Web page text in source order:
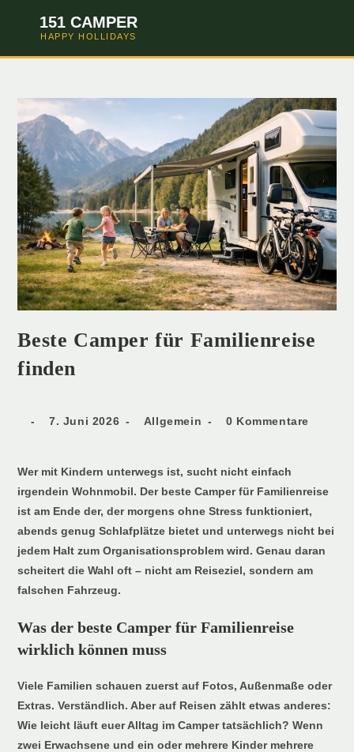
151 CAMPER
HAPPY HOLLIDAYS
Beste Camper für Familienreise
finden
7. Juni 2026 Allgemein 0 Kommentare
Wer mit Kindern unterwegs ist, sucht nicht einfach
irgendein Wohnmobil. Der beste Camper für Familienreise
ist am Ende der, der morgens ohne Stress funktioniert,
abends genug Schlafplätze bietet und unterwegs nicht bei
jedem Halt zum Organisationsproblem wird. Genau daran
scheitert die Wahl oft – nicht am Reiseziel, sondern am
falschen Fahrzeug.
Was der beste Camper für Familienreise
wirklich können muss
Viele Familien schauen zuerst auf Fotos, Außenmaße oder
Extras. Verständlich. Aber auf Reisen zählt etwas anderes:
Wie leicht läuft euer Alltag im Camper tatsächlich? Wenn
zwei Erwachsene und ein oder mehrere Kinder mehrere